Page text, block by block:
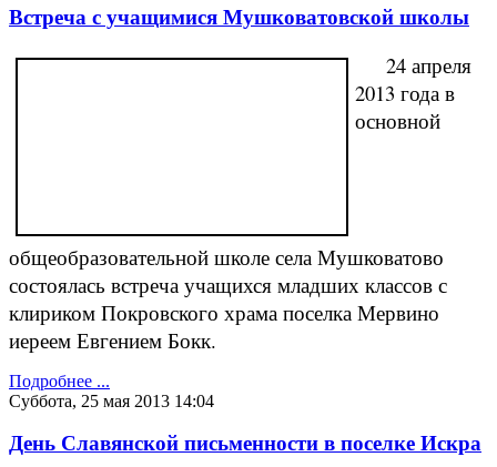
Встреча с учащимися Мушковатовской школы
24 апреля
2013 года в
основной
общеобразовательной школе села Мушковатово
состоялась встреча учащихся младших классов с
клириком Покровского храма поселка Мервино
иереем Евгением Бокк.
Подробнее ...
Суббота, 25 мая 2013 14:04
День Славянской письменности в поселке Искра